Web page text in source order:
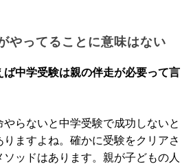
やってることに意味はない
中学受験は親の伴走が必要って言
やらないと中学受験で成功しないと
ますよね。確かに受験をクリアさ
ッドはあります。親が子どもの人